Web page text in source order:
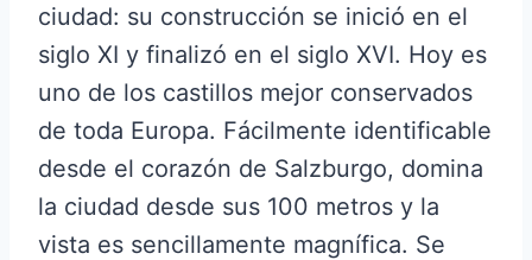
ciudad: su construcción se inició en el
siglo XI y finalizó en el siglo XVI. Hoy es
uno de los castillos mejor conservados
de toda Europa. Fácilmente identificable
desde el corazón de Salzburgo, domina
la ciudad desde sus 100 metros y la
vista es sencillamente magnífica. Se